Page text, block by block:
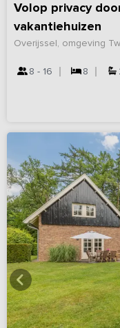
Volop privacy
vakantiehuizen
Overijssel, omgeving
8 - 16 8